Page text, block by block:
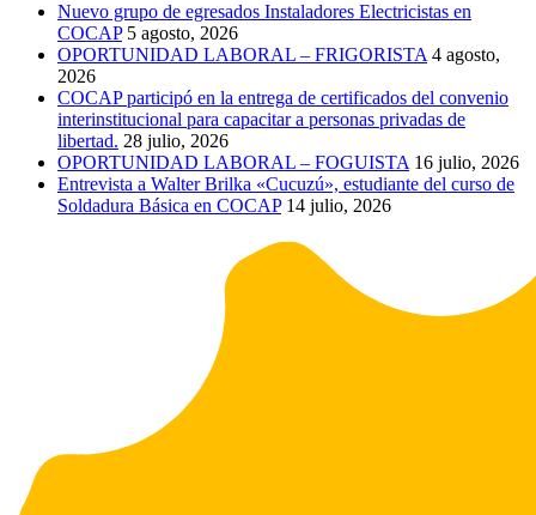
Nuevo grupo de egresados Instaladores Electricistas en
COCAP 5 agosto, 2026
OPORTUNIDAD LABORAL – FRIGORISTA 4 agosto,
2026
COCAP participó en la entrega de certificados del convenio
interinstitucional para capacitar a personas privadas de
libertad. 28 julio, 2026
OPORTUNIDAD LABORAL – FOGUISTA 16 julio, 2026
Entrevista a Walter Brilka «Cucuzú», estudiante del curso de
Soldadura Básica en COCAP 14 julio, 2026